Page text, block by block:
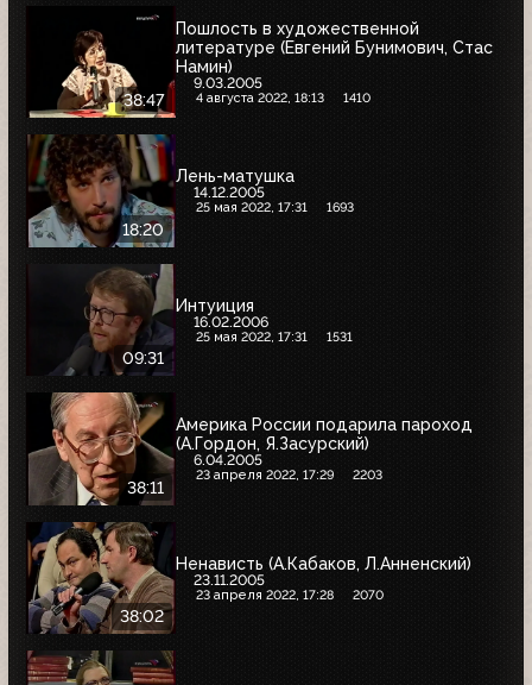
38:47
Пошлость в художественной
литературе (Евгений Бунимович, Стас
Намин)
9.03.2005
4 августа 2022, 18:13 1410
18:20
Лень-матушка
14.12.2005
25 мая 2022, 17:31 1693
09:31
Интуиция
16.02.2006
25 мая 2022, 17:31 1531
38:11
Америка России подарила пароход
(А.Гордон, Я.Засурский)
6.04.2005
23 апреля 2022, 17:29 2203
38:02
Ненависть (А.Кабаков, Л.Анненский)
23.11.2005
23 апреля 2022, 17:28 2070